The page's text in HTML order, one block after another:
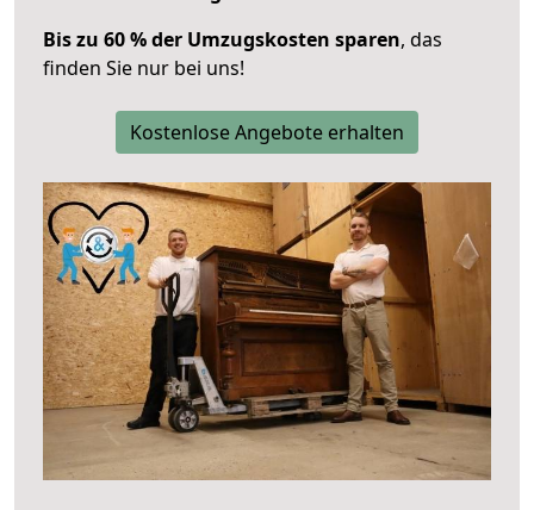
Bis zu 60 % der Umzugskosten sparen, das
finden Sie nur bei uns!
Kostenlose Angebote erhalten